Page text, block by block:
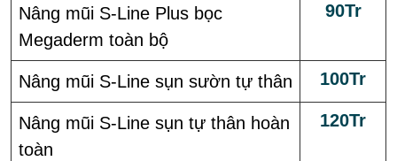
Nâng mũi S-Line Plus bọc
Megaderm toàn bộ
90Tr
Nâng mũi S-Line sụn sườn tự thân 100Tr
Nâng mũi S-Line sụn tự thân hoàn
toàn
120Tr